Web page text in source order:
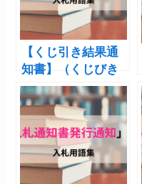
【くじ引き結果通
知書】（くじびき
けっかつうちし
ょ）